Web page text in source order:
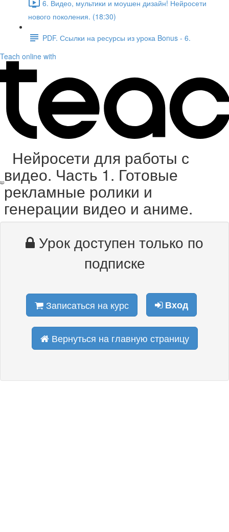
6. Видео, мультики и моушен дизайн! Нейросети
нового поколения. (18:30)
PDF. Ссылки на ресурсы из урока Bonus - 6.
Teach online with
Нейросети для работы с
видео. Часть 1. Готовые
рекламные ролики и
генерации видео и аниме.
Урок доступен только по
подписке
Записаться на курс Вход
Вернуться на главную страницу